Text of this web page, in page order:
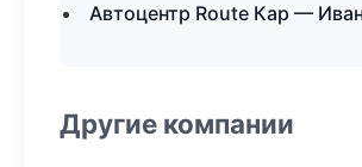
Автоцентр Route Кар —
Другие компании